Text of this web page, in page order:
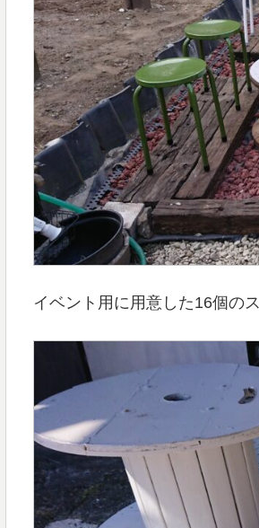
イベント用に用意した16個の